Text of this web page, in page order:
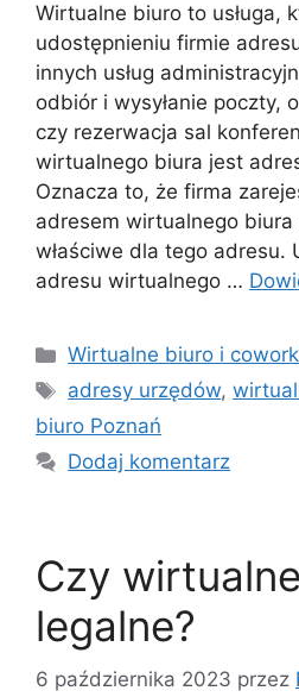
Wirtualne biuro to usługa,
udostępnieniu firmie
innych usług
odbiór i wysyłanie poczty,
czy rezerwacja sal
wirtualnego biura jest
Oznacza to, że firma
adresem wirtualnego
właściwe dla tego adresu.
adresu wirtualnego …
Kategorie
Wirtualne biuro i
Tagi
adresy urzędów,
biuro Poznań
Dodaj komentarz
Czy
legalne?
6 października 2023 przez